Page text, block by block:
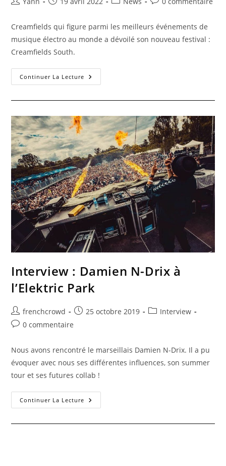
Creamfields qui figure parmi les meilleurs événements de
musique électro au monde a dévoilé son nouveau festival :
Creamfields South.
Continuer La Lecture
Interview : Damien N-Drix à
l’Elektric Park
frenchcrowd 25 octobre 2019
Interview
0 commentaire
Nous avons rencontré le marseillais Damien N-Drix. Il a pu
évoquer avec nous ses différentes influences, son summer
tour et ses futures collab !
Continuer La Lecture